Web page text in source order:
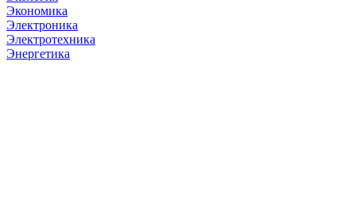
Экономика
Электроника
Электротехника
Энергетика